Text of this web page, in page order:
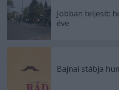
Jobban teljesít:
éve
Bajnai stábja